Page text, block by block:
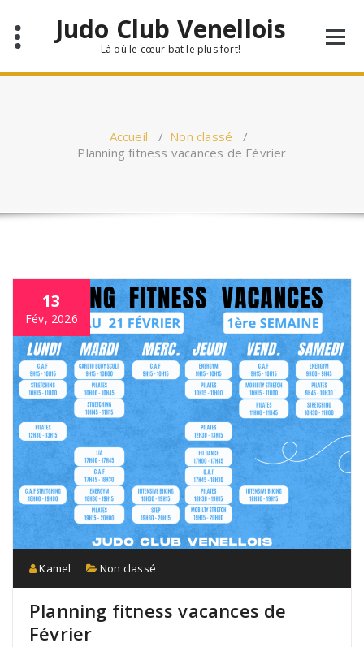
contenu
Judo Club Venellois
Là où le cœur bat le plus fort!
Accueil / Non classé /
Planning fitness vacances de Février
13
Fév, 2026
Kamel Non classé
Planning fitness vacances de
Février